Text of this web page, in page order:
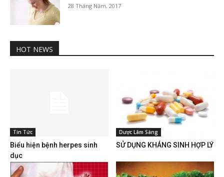
28 Tháng Năm, 2017
HOT NEWS
Tin Tức
Biểu hiện bệnh herpes sinh
dục
Dược Lâm Sàng
SỬ DỤNG KHÁNG SINH HỢP LÝ